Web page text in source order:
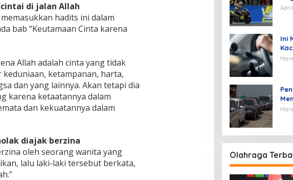
di jalan Allah
hadits ini dalam
bab “Keutamaan Cinta karena
Allah adalah cinta yang tidak
ketampanan, harta,
dan yang lainnya. Akan tetapi dia
karena ketaatannya dalam
dan kekuatannya dalam
diajak berzina
oleh seorang wanita yang
lalu laki-laki tersebut berkata,
April
Ini
Olahraga